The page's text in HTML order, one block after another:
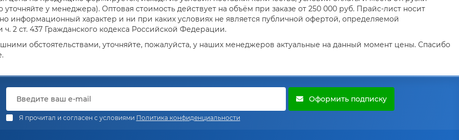
у менеджера). Оптовая стоимость действует на объём при заказе от 250 000 руб. Прайс-лист носит
информационный характер и ни при каких условиях не является публичной офертой, определяемой
2 ст. 437 Гражданского кодекса Российской Федерации.
обстоятельствами, уточняйте, пожалуйста, у наших менеджеров актуальные на данный момент цены. Спасибо
Оформить подписку
Я прочитал и согласен с условиями Политика конфиденциальности